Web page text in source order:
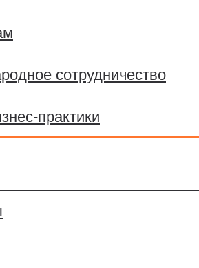
MBA Новая реальность
сотрудничество
практики